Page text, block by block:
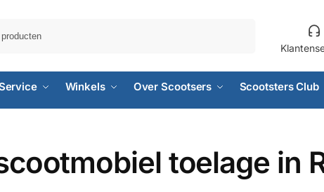
Winkels Over Scootsers Scootsters Club
toelage in